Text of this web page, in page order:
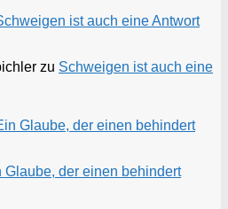
ist auch eine Antwort
zu Schweigen ist auch eine
Glaube, der einen behindert
Glaube, der einen behindert